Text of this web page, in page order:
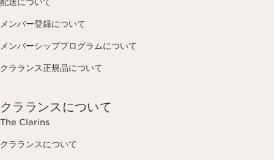
メンバー登録について
メンバーシッププログラムについて
クラランス正規品について
クラランスについて
The Clarins
クラランスについて